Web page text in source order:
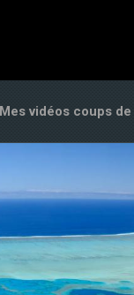
Mes vidéos coups